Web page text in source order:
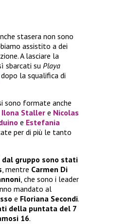
stasera non sono
assistito a dei
A lasciare la
sbarcati su Playa
dopo la squalifica di
sono formate anche
Ilona Staller e Nicolas
e Estefania
per di più le tanto
gruppo sono stati
, mentre Carmen Di
, che sono i leader
mandato al
e Floriana Secondi.
della puntata del 7
16.